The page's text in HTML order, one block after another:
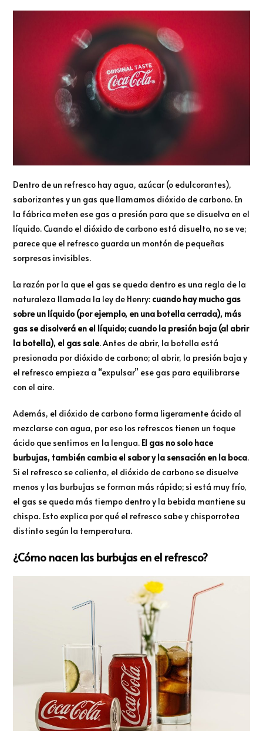
Dentro de un refresco hay agua, azúcar (o edulcorantes),
saborizantes y un gas que llamamos dióxido de carbono. En
la fábrica meten ese gas a presión para que se disuelva en el
líquido. Cuando el dióxido de carbono está disuelto, no se ve;
parece que el refresco guarda un montón de pequeñas
sorpresas invisibles.
La razón por la que el gas se queda dentro es una regla de la
naturaleza llamada la ley de Henry: cuando hay mucho gas
sobre un líquido (por ejemplo, en una botella cerrada), más
gas se disolverá en el líquido; cuando la presión baja (al abrir
la botella), el gas sale. Antes de abrir, la botella está
presionada por dióxido de carbono; al abrir, la presión baja y
el refresco empieza a “expulsar” ese gas para equilibrarse
con el aire.
Además, el dióxido de carbono forma ligeramente ácido al
mezclarse con agua, por eso los refrescos tienen un toque
ácido que sentimos en la lengua. El gas no solo hace
burbujas, también cambia el sabor y la sensación en la boca.
Si el refresco se calienta, el dióxido de carbono se disuelve
menos y las burbujas se forman más rápido; si está muy frío,
el gas se queda más tiempo dentro y la bebida mantiene su
chispa. Esto explica por qué el refresco sabe y chisporrotea
distinto según la temperatura.
¿Cómo nacen las burbujas en el refresco?